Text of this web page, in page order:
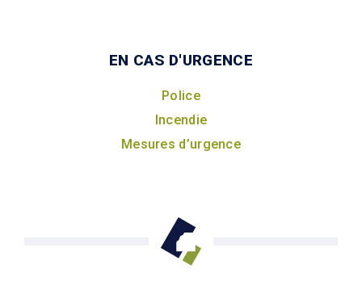
EN CAS D'URGENCE
Police
Incendie
Mesures d’urgence